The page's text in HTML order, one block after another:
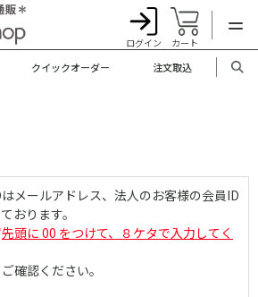
ログイン カート
クイックオーダー 注文取込
メールアドレス、法人のお客様の会員ID
おります。
先頭に 00 をつけて、８ケタで入力してく
確認ください。